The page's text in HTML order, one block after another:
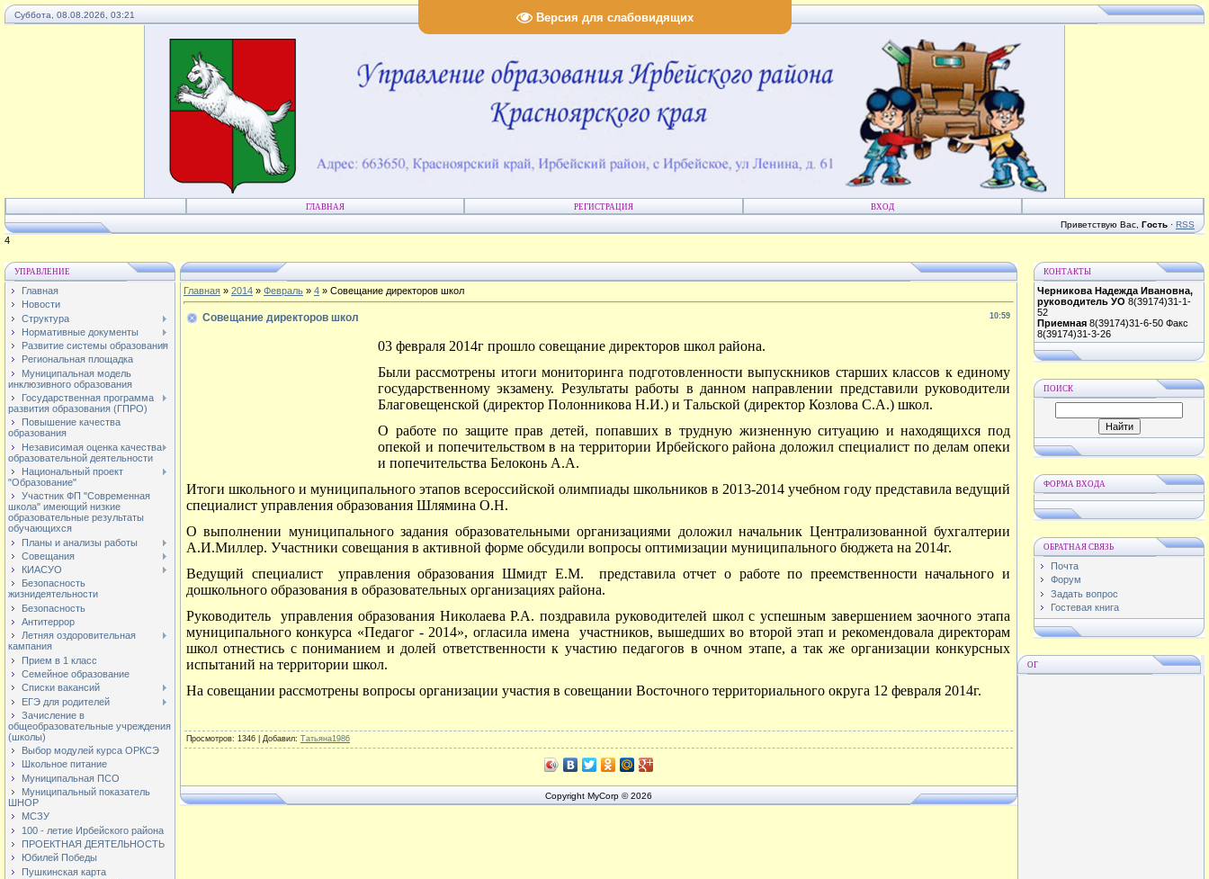
Версия для слабовидящих
Суббота, 08.08.2026, 03:21
ГЛАВНАЯ РЕГИСТРАЦИЯ ВХОД
Приветствую Вас Гость · RSS
2
УПРАВЛЕНИЕ
Главная
Новости
Структура
Нормативные документы
Развитие системы образования
Региональная площадка
Муниципальная модель
инклюзивного образования
Государственная программа
развития образования (ГПРО)
Повышение качества
образования
Независимая оценка качества
образовательной деятельности
Национальный проект
"Образование"
Участник ФП "Современная
школа" имеющий низкие
образовательные результаты
обучающихся
Планы и анализы работы
Совещания
КИАСУО
Безопасность
жизнидеятельности
Безопасность
Антитеррор
Летняя оздоровительная
кампания
Прием в 1 класс
Семейное образование
Списки вакансий
ЕГЭ для родителей
Зачисление в
общеобразовательные учреждения
(школы)
Выбор модулей курса ОРКСЭ
Школьное питание
Муниципальная ПСО
Муниципальный показатель
ШНОР
МСЗУ
100 - летие Ирбейского района
ПРОЕКТНАЯ ДЕЯТЕЛЬНОСТЬ
Юбилей Победы
Пушкинская карта
Главная » 2014 » Февраль » 4 » Совещание директоров школ
10:59
Совещание директоров школ
03 февраля 2014г прошло совещание директоров школ района.
Были рассмотрены итоги мониторинга подготовленности выпускников старших классов к единому
государственному экзамену. Результаты работы в данном направлении представили руководители
Благовещенской (директор Полонникова Н.И.) и Тальской (директор Козлова С.А.) школ.
О работе по защите прав детей, попавших в трудную жизненную ситуацию и находящихся под
опекой и попечительством в на территории Ирбейского района доложил специалист по делам опеки
и попечительства Белоконь А.А.
Итоги школьного и муниципального этапов всероссийской олимпиады школьников в 2013-2014 учебном году представила ведущий
специалист управления образования Шлямина О.Н.
О выполнении муниципального задания образовательными организациями доложил начальник Централизованной бухгалтерии
А.И.Миллер. Участники совещания в активной форме обсудили вопросы оптимизации муниципального бюджета на 2014г.
Ведущий специалист
управления образования Шмидт Е.М.
представила отчет о работе по преемственности начального и
дошкольного образования в образовательных организациях района.
Руководитель
управления образования Николаева Р.А. поздравила руководителей школ с успешным завершением заочного этапа
муниципального конкурса «Педагог - 2014», огласила имена
участников, вышедших во второй этап и рекомендовала директорам
школ отнестись с пониманием и долей ответственности к участию педагогов в очном этапе, а так же организации конкурсных
испытаний на территории школ.
На совещании рассмотрены вопросы организации участия в совещании Восточного территориального округа 12 февраля 2014г.
Просмотров: 1346 | Добавил: Татьяна1986
Copyright MyCorp © 2026
КОНТАКТЫ
Черникова Надежда Ивановна,
руководитель УО 8(39174)31-1-
52
Приемная 8(39174)31-6-50 Факс
8(39174)31-3-26
ПОИСК
ФОРМА ВХОДА
ОБРАТНАЯ СВЯЗЬ
Почта
Форум
Задать вопрос
Гостевая книга
ОГ